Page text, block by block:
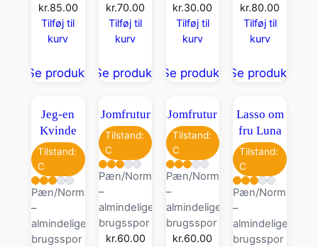
kr.85.00
Tilføj til
kurv
Se produkt
kr.70.00
Tilføj til
kurv
Se produkt
kr.30.00
Tilføj til
kurv
Se produkt
kr.80.00
Tilføj til
kurv
Se produkt
Jeg-en
Kvinde
Tilstand:
C
Pæn/Normal
–
almindelige
brugsspor
Jomfrutur
Tilstand:
C
Pæn/Normal
–
almindelige
brugsspor
kr.60.00
Jomfrutur
Tilstand:
C
Pæn/Normal
–
almindelige
brugsspor
kr.60.00
Lasso om
fru Luna
Tilstand:
C
Pæn/Normal
–
almindelige
brugsspor